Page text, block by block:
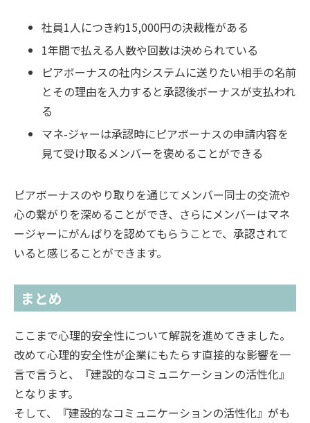
社員1人につき約15,000円の決裁権がある
1年間で払える人数や回数は決められている
ピアボーナスの社内システムに送りたい相手の名前
とその理由を入力すると承認後ボーナスが支払われ
る
マネ-ジャーは承認時にピアボーナスの申請内容を
見て受け取るメンバーを褒めることができる
ピアボーナスのやり取りを通じてメンバー同士の交流や
心の繋がりを深めることができ、さらにメンバーはマネ
ージャーにがんばりを認めてもらうことで、承認されて
いると感じることができます。
まとめ
ここまで心理的安全性について解説を進めてきました。
改めて心理的安全性が企業にもたらす直接的な影響を一
言で言うと、『建設的なコミュニケーションの活性化』
となります。
そして、『建設的なコミュニケーションの活性化』がも